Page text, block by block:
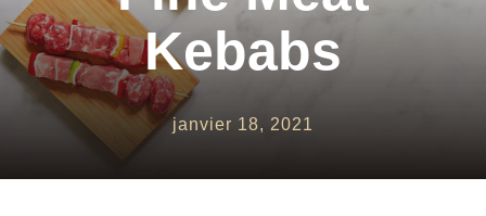
Boissons Chaudes
Nous Contacter
Kebabs
janvier 18, 2021